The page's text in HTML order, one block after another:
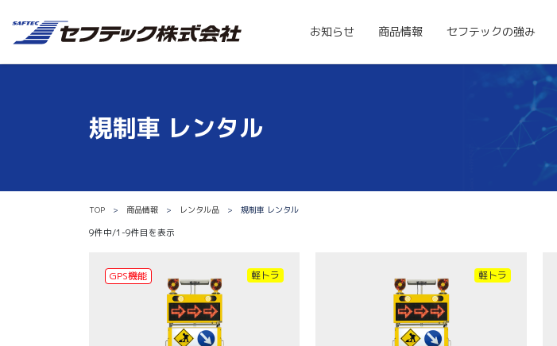
お知らせ 商品情報 セフテックの強み
規制車 レンタル
TOP 商品情報 レンタル品 規制車 レンタル
9件中/1-9件目を表示
GPS機能 軽トラ 軽トラ